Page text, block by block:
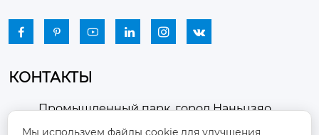
     
КОНТАКТЫ

Промышленный парк, город Наньцзяо,
район Чжоуцунь, город Цзыбо, провинция
Мы используем файлы cookie для улучшения